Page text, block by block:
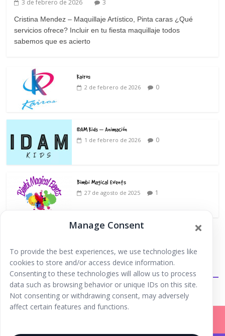
Manage Consent
To provide the best experiences, we use technologies like
cookies to store and/or access device information.
Consenting to these technologies will allow us to process
data such as browsing behavior or unique IDs on this site.
Not consenting or withdrawing consent, may adversely
affect certain features and functions.
3 de febrero de 2026 3
Cristina Mendez – Maquillaje Artístico, Pinta caras ¿Qué
servicios ofrece? Incluir en tu fiesta maquillaje todos
sabemos que es acierto
Kairos
2 de febrero de 2026 0
IDAM Kids – Animación
1 de febrero de 2026 0
Bimbi Magical Events
27 de agosto de 2025 1
Extraescolares